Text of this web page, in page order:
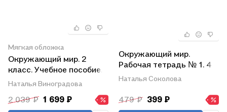
Мягкая обложка
Окружающий мир. 2
класс. Учебное пособие.
В двух частях. Часть 1.
Наталья Виноградова
2 039 ₽ 1 699 ₽
Окружающий мир.
Рабочая тетрадь № 1. 4
класс. К учебнику А.А.
Крючковой
Наталья Соколова
479 ₽ 399 ₽